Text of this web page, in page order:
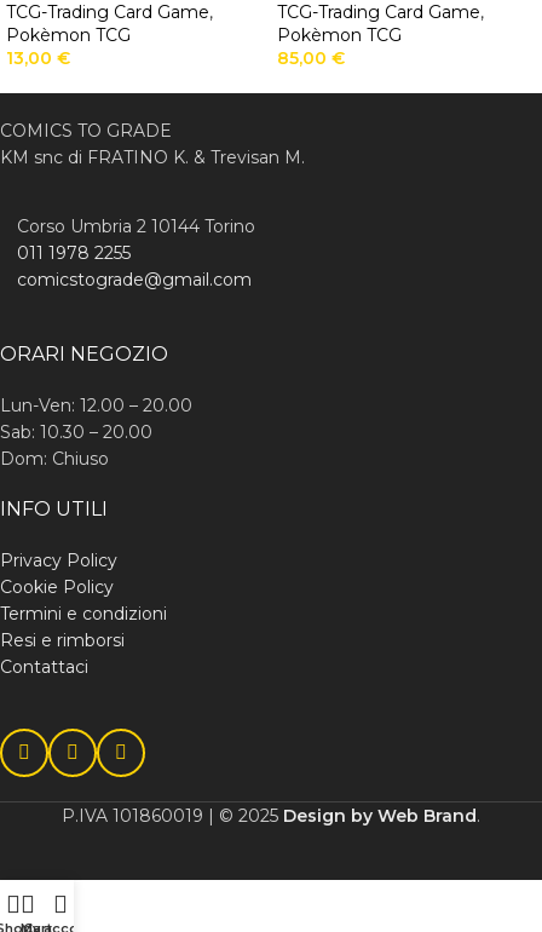
TCG-Trading Card Game,
Pokèmon TCG
13,00 €
TCG-Trading Card Game,
Pokèmon TCG
85,00 €
COMICS TO GRADE
KM snc di FRATINO K. & Trevisan M.
Corso Umbria 2 10144 Torino
011 1978 2255
comicstograde@gmail.com
ORARI NEGOZIO
Lun-Ven: 12.00 – 20.00
Sab: 10.30 – 20.00
Dom: Chiuso
INFO UTILI
Privacy Policy
Cookie Policy
Termini e condizioni
Resi e rimborsi
Contattaci
P.IVA 101860019 | © 2025 Design by Web Brand.
Cart
My account